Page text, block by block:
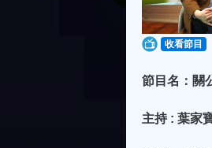
收看節目
節目名：關
主持 : 葉家